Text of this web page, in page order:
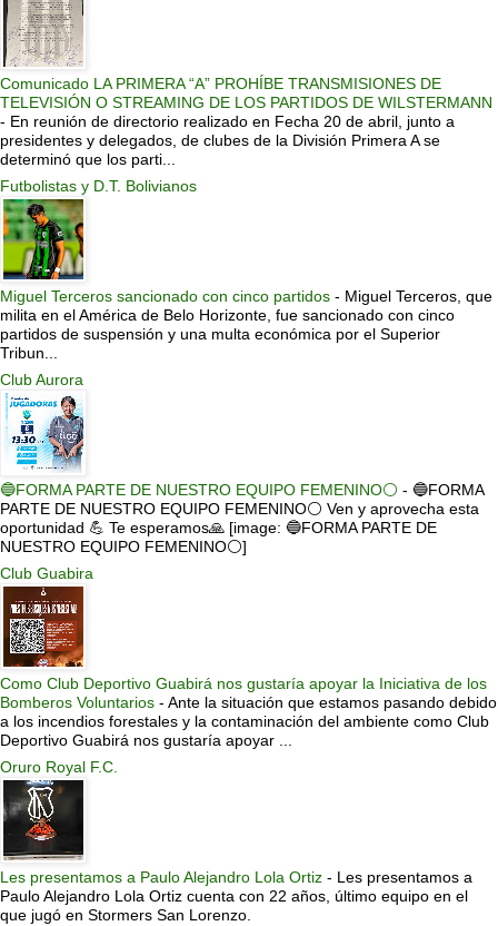
Comunicado LA PRIMERA “A” PROHÍBE TRANSMISIONES DE
TELEVISIÓN O STREAMING DE LOS PARTIDOS DE WILSTERMANN
- En reunión de directorio realizado en Fecha 20 de abril, junto a
presidentes y delegados, de clubes de la División Primera A se
determinó que los parti...
Futbolistas y D.T. Bolivianos
Miguel Terceros sancionado con cinco partidos - Miguel Terceros, que
milita en el América de Belo Horizonte, fue sancionado con cinco
partidos de suspensión y una multa económica por el Superior
Tribun...
Club Aurora
🔵FORMA PARTE DE NUESTRO EQUIPO FEMENINO⚪ - 🔵FORMA
PARTE DE NUESTRO EQUIPO FEMENINO⚪ Ven y aprovecha esta
oportunidad 💪 Te esperamos🙏 [image: 🔵FORMA PARTE DE
NUESTRO EQUIPO FEMENINO⚪]
Club Guabira
Como Club Deportivo Guabirá nos gustaría apoyar la Iniciativa de los
Bomberos Voluntarios - Ante la situación que estamos pasando debido
a los incendios forestales y la contaminación del ambiente como Club
Deportivo Guabirá nos gustaría apoyar ...
Oruro Royal F.C.
Les presentamos a Paulo Alejandro Lola Ortiz - Les presentamos a
Paulo Alejandro Lola Ortiz cuenta con 22 años, último equipo en el
que jugó en Stormers San Lorenzo.